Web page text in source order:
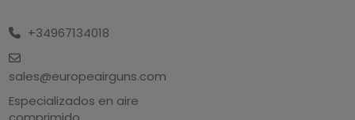
+34967134018
sales@europeairguns.com
Especializados en aire